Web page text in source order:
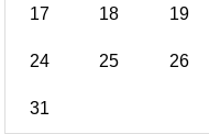
17 18 19
24 25 26
31